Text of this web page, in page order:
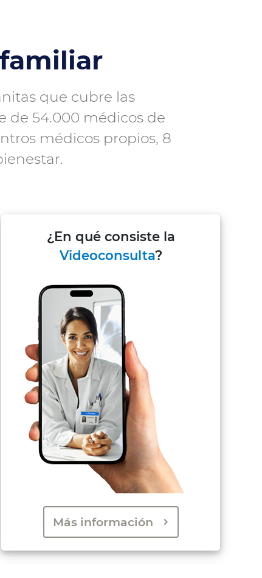
que cubre las
de 54.000 médicos de
médicos propios, 8
¿En qué consiste la
Videoconsulta?
Más información